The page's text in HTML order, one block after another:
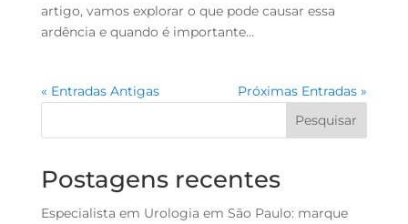
artigo, vamos explorar o que pode causar essa
ardência e quando é importante...
« Entradas Antigas
Próximas Entradas »
Pesquisar
Postagens recentes
Especialista em Urologia em São Paulo: marque